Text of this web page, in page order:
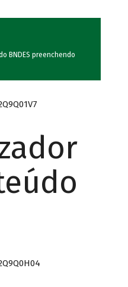
BNDES preenchendo